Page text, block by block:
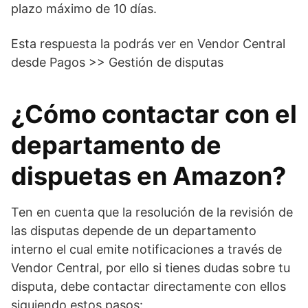
plazo máximo de 10 días.
Esta respuesta la podrás ver en Vendor Central
desde Pagos >> Gestión de disputas
¿Cómo contactar con el
departamento de
dispuetas en Amazon?
Ten en cuenta que la resolución de la revisión de
las disputas depende de un departamento
interno el cual emite notificaciones a través de
Vendor Central, por ello si tienes dudas sobre tu
disputa, debe contactar directamente con ellos